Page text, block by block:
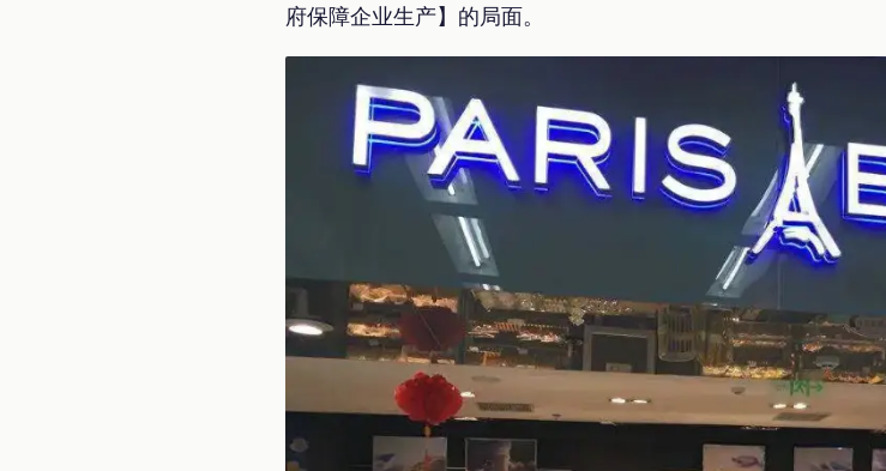
府保障企业生产】的局面。